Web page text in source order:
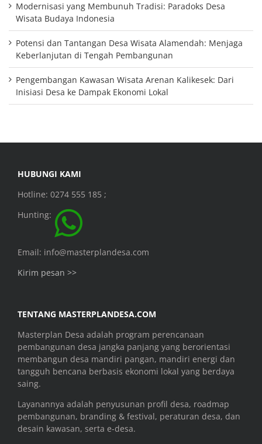
Modernisasi yang Membunuh Tradisi: Paradoks Desa
Wisata Budaya Indonesia
Potensi dan Tantangan Desa Wisata Alamendah: Menjaga
Keberlanjutan di Tengah Pembangunan
Pengembangan Kawasan Wisata Arenan Kalikesek: Dari
Inisiasi Desa ke Dampak Ekonomi Lokal
HUBUNGI KAMI
Hotline: 0274 555 185 ;
Hunting:
Email: info@masterplandesa.com
Kirim pesan >>
TENTANG MASTERPLANDESA.COM
Masterplan Desa adalah program perencanaan
pembangunan desa jangka panjang yang berorientasi
membangun desa mandiri pangan, mandiri energi dan
tangguh bencana berbasis ekonomi lokal yang berdaya
saing.
Layanannya adalah penyusunan profil desa, roadmap
pembangunan, branding & festival, peraturan desa, dan
desain kawasan, serta e-desa.